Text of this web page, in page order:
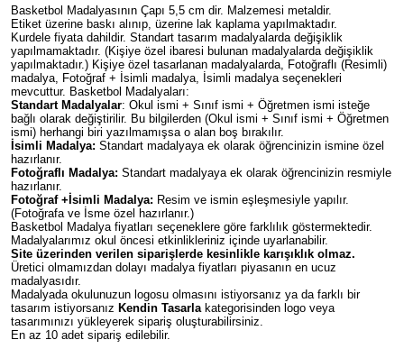
Basketbol Madalyasının Çapı 5,5 cm dir. Malzemesi metaldir.
Etiket üzerine baskı alınıp, üzerine lak kaplama yapılmaktadır.
Kurdele fiyata dahildir. Standart tasarım madalyalarda değişiklik
yapılmamaktadır. (Kişiye özel ibaresi bulunan madalyalarda değişiklik
yapılmaktadır.) Kişiye özel tasarlanan madalyalarda, Fotoğraflı (Resimli)
madalya, Fotoğraf + İsimli madalya, İsimli madalya seçenekleri
mevcuttur. Basketbol Madalyaları:
Standart Madalyalar: Okul ismi + Sınıf ismi + Öğretmen ismi isteğe
bağlı olarak değiştirilir. Bu bilgilerden (Okul ismi + Sınıf ismi + Öğretmen
ismi) herhangi biri yazılmamışsa o alan boş bırakılır.
İsimli Madalya: Standart madalyaya ek olarak öğrencinizin ismine özel
hazırlanır.
Fotoğraflı Madalya: Standart madalyaya ek olarak öğrencinizin resmiyle
hazırlanır.
Fotoğraf +İsimli Madalya: Resim ve ismin eşleşmesiyle yapılır.
(Fotoğrafa ve İsme özel hazırlanır.)
Basketbol Madalya fiyatları seçeneklere göre farklılık göstermektedir.
Madalyalarımız okul öncesi etkinlikleriniz içinde uyarlanabilir.
Site üzerinden verilen siparişlerde kesinlikle karışıklık olmaz.
Üretici olmamızdan dolayı madalya fiyatları piyasanın en ucuz
madalyasıdır.
Madalyada okulunuzun logosu olmasını istiyorsanız ya da farklı bir
tasarım istiyorsanız Kendin Tasarlakategorisinden logo veya
tasarımınızı yükleyerek sipariş oluşturabilirsiniz.
En az 10 adet sipariş edilebilir.